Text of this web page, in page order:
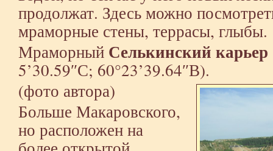
продолжат. Здесь можно
мраморные стены, террасы, глыбы.
Мраморный Селькинский карьер
5’30.59″С; 60°23’39.64″В).
(фото автора)
Больше Макаровского,
но расположен на